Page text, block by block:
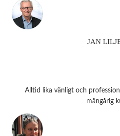
JAN
Alltid lika vänligt och
mångårig